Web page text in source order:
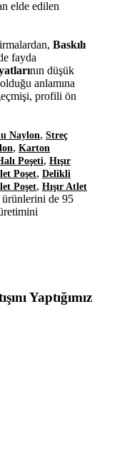
elde edilen
Baskılı
fayda
nın düşük
anlamına
profili ön
Naylon, Streç
, Karton
Poşeti, Hışır
Poşet, Delikli
Poşet, Hışır Atlet
ürünlerini de 95
Yaptığımız